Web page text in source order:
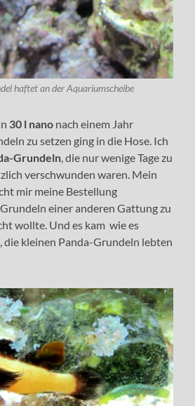
haftet an der Aquariumscheibe
30 l nano nach einem Jahr
zu setzen ging in die Hose. Ich
Grundeln , die nur wenige Tage zu
verschwunden waren. Mein
mir meine Bestellung
einer anderen Gattung zu
wollte. Und es kam wie es
die kleinen Panda-Grundeln lebten